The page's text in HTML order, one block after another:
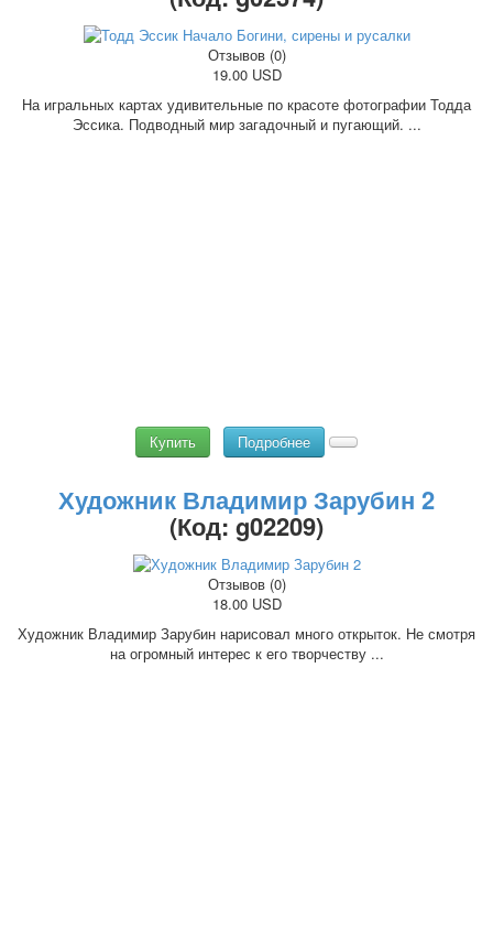
Отзывов (0)
19.00 USD
На игральных картах удивительные по красоте фотографии Тодда
Эссика. Подводный мир загадочный и пугающий. ...
Купить Подробнее
Художник Владимир Зарубин 2
(Код: g02209)
Отзывов (0)
18.00 USD
Художник Владимир Зарубин нарисовал много открыток. Не смотря
на огромный интерес к его творчеству ...